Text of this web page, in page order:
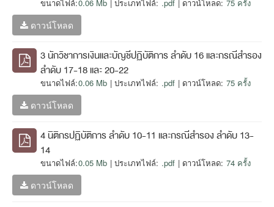
ขนาดไฟล์:0.06 Mb | ประเภทไฟล์: .pdf | ดาวน์โหลด: 75 ครั้ง
ดาวน์โหลด
3 นักวิชาการเงินและบัญชีปฏิบัติการ ลำดับ 16 และกรณีสำรอง
ลำดับ 17-18 และ 20-22
ขนาดไฟล์:0.06 Mb | ประเภทไฟล์: .pdf | ดาวน์โหลด: 75 ครั้ง
ดาวน์โหลด
4 นิติกรปฏิบัติการ ลำดับ 10-11 และกรณีสำรอง ลำดับ 13-
14
ขนาดไฟล์:0.05 Mb | ประเภทไฟล์: .pdf | ดาวน์โหลด: 74 ครั้ง
ดาวน์โหลด